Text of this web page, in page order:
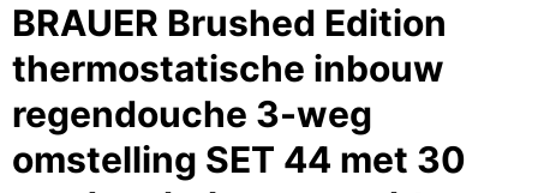
BRAUER Brushed Edition
thermostatische inbouw
regendouche 3-weg
omstelling SET 44 met 30